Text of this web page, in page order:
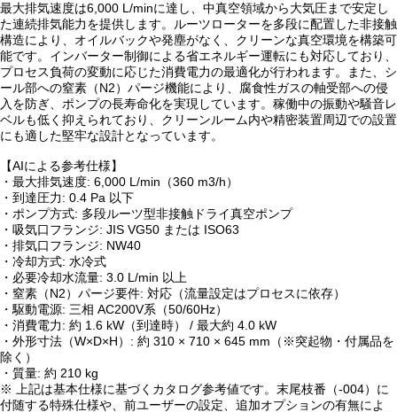
最大排気速度は6,000 L/minに達し、中真空領域から大気圧まで安定し
た連続排気能力を提供します。ルーツローターを多段に配置した非接触
構造により、オイルバックや発塵がなく、クリーンな真空環境を構築可
能です。インバーター制御による省エネルギー運転にも対応しており、
プロセス負荷の変動に応じた消費電力の最適化が行われます。また、シ
ール部への窒素（N2）パージ機能により、腐食性ガスの軸受部への侵
入を防ぎ、ポンプの長寿命化を実現しています。稼働中の振動や騒音レ
ベルも低く抑えられており、クリーンルーム内や精密装置周辺での設置
にも適した堅牢な設計となっています。
【AIによる参考仕様】
・最大排気速度: 6,000 L/min（360 m3/h）
・到達圧力: 0.4 Pa 以下
・ポンプ方式: 多段ルーツ型非接触ドライ真空ポンプ
・吸気口フランジ: JIS VG50 または ISO63
・排気口フランジ: NW40
・冷却方式: 水冷式
・必要冷却水流量: 3.0 L/min 以上
・窒素（N2）パージ要件: 対応（流量設定はプロセスに依存）
・駆動電源: 三相 AC200V系（50/60Hz）
・消費電力: 約 1.6 kW（到達時） / 最大約 4.0 kW
・外形寸法（W×D×H）: 約 310 × 710 × 645 mm（※突起物・付属品を
除く）
・質量: 約 210 kg
※ 上記は基本仕様に基づくカタログ参考値です。末尾枝番（-004）に
付随する特殊仕様や、前ユーザーの設定、追加オプションの有無によ